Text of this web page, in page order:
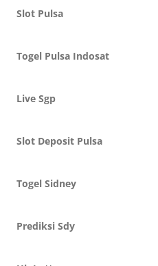
Slot Pulsa
Togel Pulsa Indosat
Live Sgp
Slot Deposit Pulsa
Togel Sidney
Prediksi Sdy